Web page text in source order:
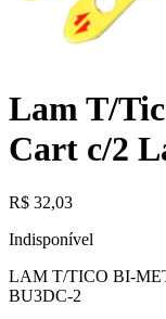
Lam T/
Cart c/2
R$ 32,03
Indisponível
LAM T/TICO BI-
BU3DC-2